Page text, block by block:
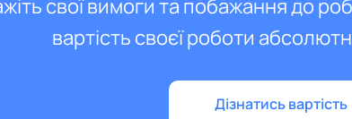
свої вимоги та побажання до
вартість своєї роботи
Дізнатись вартість